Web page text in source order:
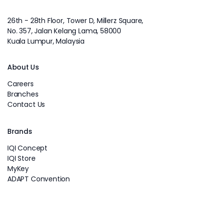
26th - 28th Floor, Tower D, Millerz Square,
No. 357, Jalan Kelang Lama, 58000
Kuala Lumpur, Malaysia
About Us
Careers
Branches
Contact Us
Brands
IQI Concept
IQI Store
MyKey
ADAPT Convention